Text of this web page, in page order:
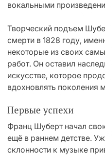
вокальными
Творческий подъем
смерти в 1828 году,
некоторые из своих
работ. Он оставил
искусстве, которое
вдохновлять поколения
Первые успехи
Франц Шуберт начал
ещё в раннем детстве.
склонности к музыке